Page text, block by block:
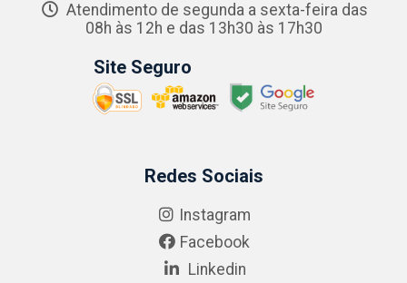
Atendimento de segunda a sexta-feira das
08h às 12h e das 13h30 às 17h30
Site Seguro
Redes Sociais
Instagram
Facebook
Linkedin